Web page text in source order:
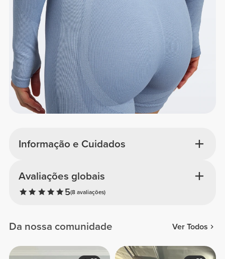
Informação e Cuidados
Avaliações globais
5(8 avaliações)
Da nossa comunidade Ver Todos